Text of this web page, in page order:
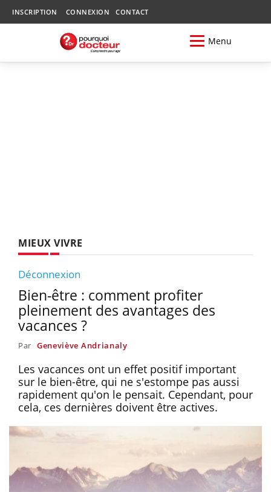
INSCRIPTION CONNEXION CONTACT
Menu
MIEUX VIVRE
Déconnexion
Bien-être : comment profiter
pleinement des avantages des
vacances ?
Par Geneviève Andrianaly
Les vacances ont un effet positif important
sur le bien-être, qui ne s'estompe pas aussi
rapidement qu'on le pensait. Cependant, pour
cela, ces dernières doivent être actives.